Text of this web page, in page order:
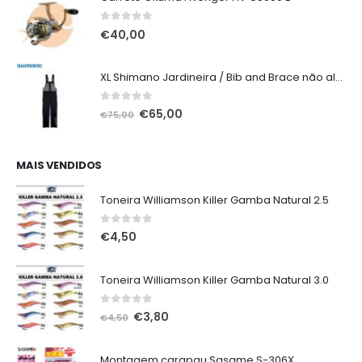
0out of 5
€40,00
XL Shimano Jardineira / Bib and Brace não alcochoada preta
out of 5
€75,00 O
€65,00
MAIS VENDIDOS
Toneira Williamson Killer Gamba Natural 2.5
0out of 5
€4,50
Toneira Williamson Killer Gamba Natural 3.0
out of 5
€4,50 O
€3,80